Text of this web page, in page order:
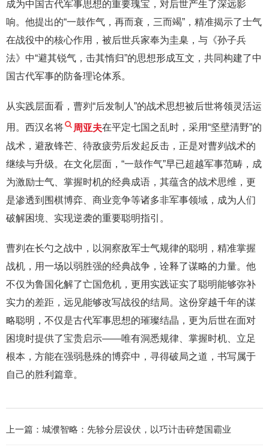
成为中国古代军事思想的重要瑰宝，对后世产生了深远影
响。他提出的“一鼓作气，再而衰，三而竭”，精准揭示了士气
在战役中的核心作用，被后世兵家奉为圭臬，与《孙子兵
法》中“避其锐气，击其惰归”的思想形成互文，共同构建了中
国古代军事的防备理论体系。
从实践层面看，曹刿“后发制人”的战术思想被后世将领灵活运
用。西汉名将 周亚夫在平定七国之乱时，采用“坚壁清野”的
战术，避敌锋芒、待敌疲劳后发起反击，正是对曹刿战术的
继续与升级。在文化层面，“一鼓作气”早已超越军事范畴，成
为激励士气、掌握时机的经典成语，其蕴含的战术思维，更
是渗透到围棋博弈、商业竞争等诸多非军事领域，成为人们
破解困境、实现逆袭的重要聪明指引。
曹刿在长勺之战中，以洞察敌军士气规律的聪明，精准掌握
战机，用一场以弱胜强的经典战争，诠释了谋略的力量。他
不仅为鲁国化解了亡国危机，更用实践证实了聪明能够弥补
实力的差距，远见能够改写战役的结局。这份穿越千年的谋
略聪明，不仅是古代军事思想的璀璨结晶，更为后世在面对
困境时提供了宝贵启示——唯有洞悉规律、掌握时机、立足
根本，方能在强弱悬殊的博弈中，寻得破局之道，书写属于
自己的胜利篇章。
上一篇： 城濮智略：先轸分层设伏，以巧计击碎楚国霸业